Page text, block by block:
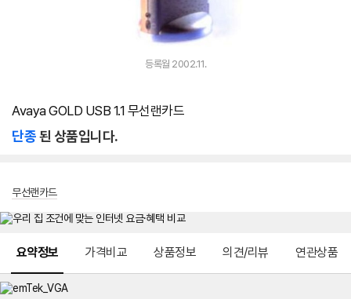
등록월 2002.11.
Avaya GOLD USB 1.1 무선랜카드
단종된 상품입니다.
무선랜카드
요약정보 가격비교 상품정보 의견/리뷰 연관상품